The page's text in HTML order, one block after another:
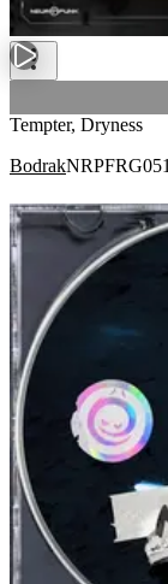
Tempter, Dryness
BodrakNRPFRG051